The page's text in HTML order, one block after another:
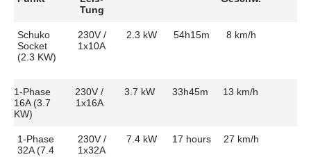
Tung
Schuko
Socket
(2.3 KW)
230V /
1x10A
2.3 kW 54h15m 8 km/h
1-Phase
16A (3.7
KW)
230V /
1x16A
3.7 kW 33h45m 13 km/h
1-Phase
32A (7.4
230V /
1x32A
7.4 kW 17 hours 27 km/h